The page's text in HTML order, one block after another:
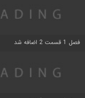
فصل 1 قسمت 2 اضافه شد